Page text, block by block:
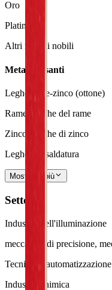
Oro
Platino
Altri metalli nobili
Metalli pesanti
Leghe rame-zinco (ottone)
Rame e leghe del rame
Zinco e leghe di zinco
Leghe per saldatura
Mostra di più
Settori
Industria dell'illuminazione
meccanica di precisione,
Tecnica di
Industria chimica